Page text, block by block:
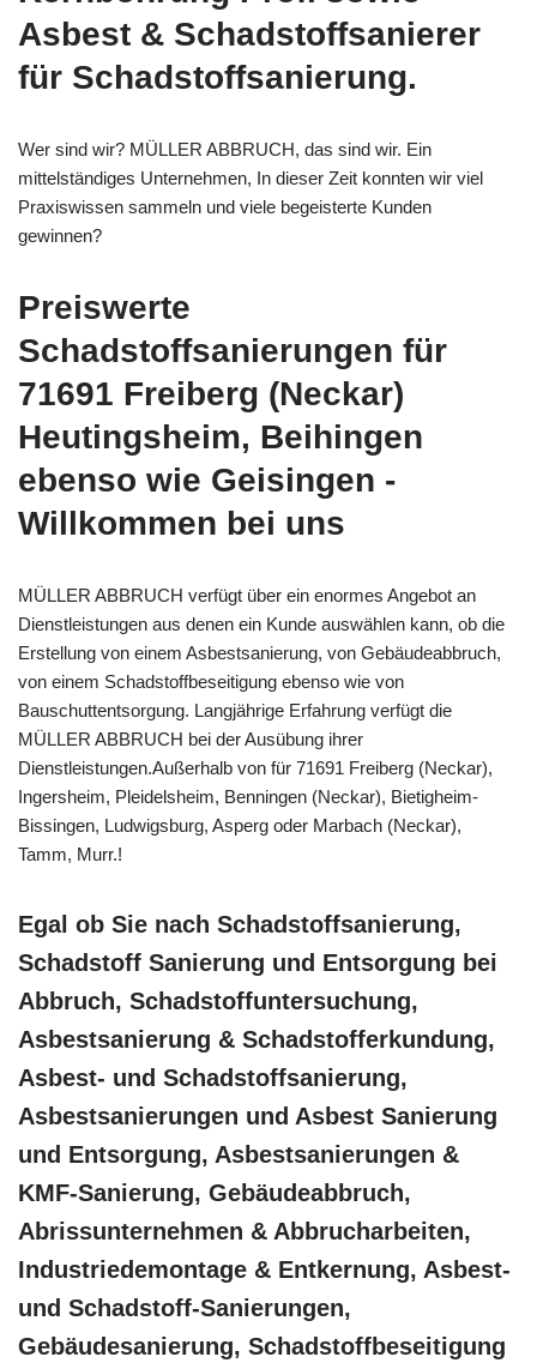
Asbest & Schadstoffsanierer
für Schadstoffsanierung.
Wer sind wir? MÜLLER ABBRUCH, das sind wir. Ein
mittelständiges Unternehmen, In dieser Zeit konnten wir viel
Praxiswissen sammeln und viele begeisterte Kunden
gewinnen?
Preiswerte
Schadstoffsanierungen für
71691 Freiberg (Neckar)
Heutingsheim, Beihingen
ebenso wie Geisingen -
Willkommen bei uns
MÜLLER ABBRUCH verfügt über ein enormes Angebot an
Dienstleistungen aus denen ein Kunde auswählen kann, ob die
Erstellung von einem Asbestsanierung, von Gebäudeabbruch,
von einem Schadstoffbeseitigung ebenso wie von
Bauschuttentsorgung. Langjährige Erfahrung verfügt die
MÜLLER ABBRUCH bei der Ausübung ihrer
Dienstleistungen.Außerhalb von für 71691 Freiberg (Neckar),
Ingersheim, Pleidelsheim, Benningen (Neckar), Bietigheim-
Bissingen, Ludwigsburg, Asperg oder Marbach (Neckar),
Tamm, Murr.!
Egal ob Sie nach Schadstoffsanierung,
Schadstoff Sanierung und Entsorgung bei
Abbruch, Schadstoffuntersuchung,
Asbestsanierung & Schadstofferkundung,
Asbest- und Schadstoffsanierung,
Asbestsanierungen und Asbest Sanierung
und Entsorgung, Asbestsanierungen &
KMF-Sanierung, Gebäudeabbruch,
Abrissunternehmen & Abbrucharbeiten,
Industriedemontage & Entkernung, Asbest-
und Schadstoff-Sanierungen,
Gebäudesanierung, Schadstoffbeseitigung